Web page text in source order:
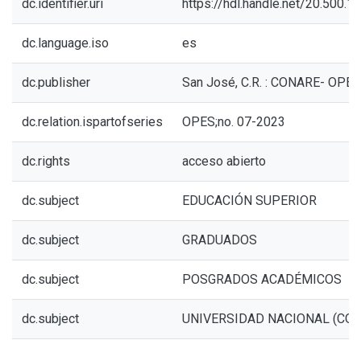
dc.identifier.uri https://hdl.handle.net/
dc.language.iso es
dc.publisher San José, C.R. : CONARE- OPES
dc.relation.ispartofseries OPES;no. 07-2023
dc.rights acceso abierto
dc.subject EDUCACIÓN SUPERIOR
dc.subject GRADUADOS
dc.subject POSGRADOS ACADÉMICOS
dc.subject UNIVERSIDAD NACIONAL